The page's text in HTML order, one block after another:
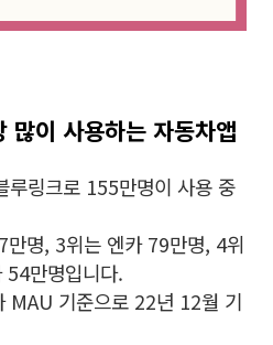
많이 사용하는 자동차앱
루링크로 155만명이 사용 중
명, 3위는 엔카 79만명, 4위
만명입니다.
MAU 기준으로 22년 12월 기